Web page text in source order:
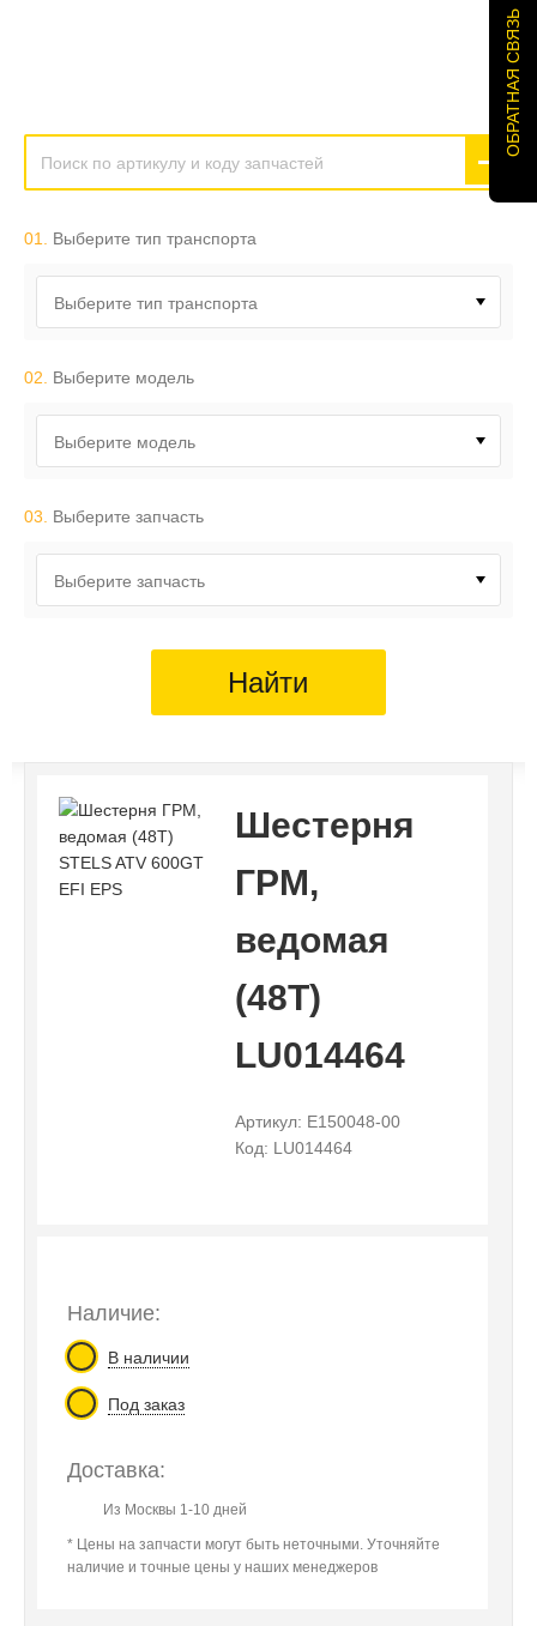
01. Выберите тип транспорта
Выберите тип транспорта
02. Выберите модель
Выберите модель
03. Выберите запчасть
Выберите запчасть
Найти
Шестерня
ГРМ,
ведомая
(48Т)
LU014464
Артикул: E150048-00
Код: LU014464
Наличие:
В наличии
Под заказ
Доставка:
Из Москвы 1-10 дней
* Цены на запчасти могут быть неточными. Уточняйте
наличие и точные цены у наших менеджеров
ОБРАТНАЯ СВЯЗЬ